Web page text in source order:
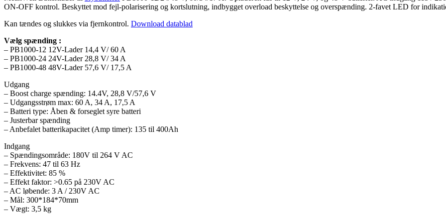
ON-OFF kontrol. Beskyttet mod fejl-polarisering og kortslutning, indbygget overload beskyttelse og overspænding. 2-favet LED for
Kan tændes og slukkes via fjernkontrol. Download datablad
Vælg spænding :
– PB1000-12 12V-Lader 14,4 V/ 60 A
– PB1000-24 24V-Lader 28,8 V/ 34 A
– PB1000-48 48V-Lader 57,6 V/ 17,5 A
Udgang
– Boost charge spænding: 14.4V, 28,8 V/57,6 V
– Udgangsstrøm max: 60 A, 34 A, 17,5 A
– Batteri type: Åben & forseglet syre batteri
– Justerbar spænding
– Anbefalet batterikapacitet (Amp timer): 135 til 400Ah
Indgang
– Spændingsområde: 180V til 264 V AC
– Frekvens: 47 til 63 Hz
– Effektivitet: 85 %
– Effekt faktor: >0.65 på 230V AC
– AC løbende: 3 A / 230V AC
– Mål: 300*184*70mm
– Vægt: 3,5 kg